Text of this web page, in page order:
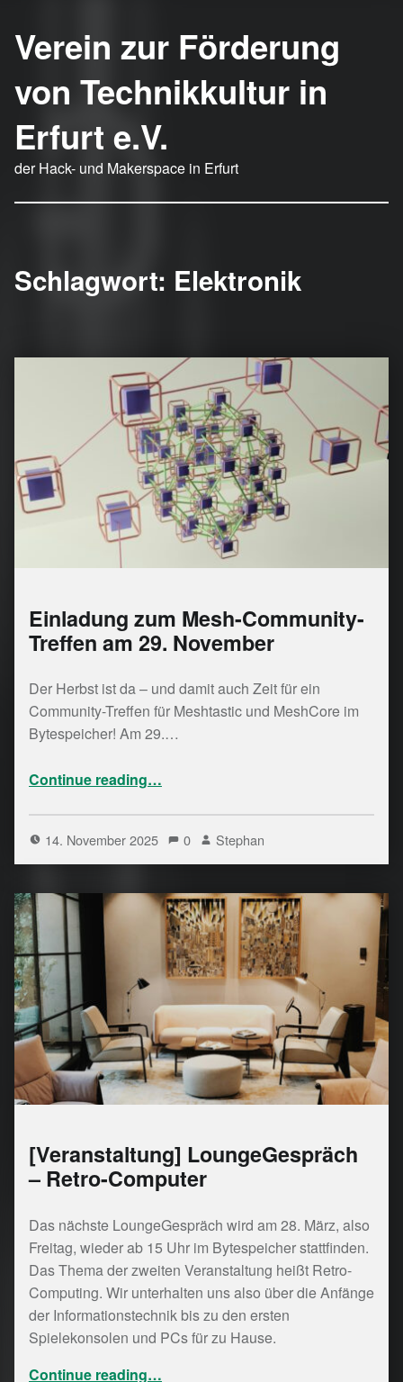
Verein zur Förderung
von Technikkultur in
Erfurt e.V.
der Hack- und Makerspace in Erfurt
Schlagwort: Elektronik
Einladung zum Mesh-Community-
Treffen am 29. November
Der Herbst ist da – und damit auch Zeit für ein
Community-Treffen für Meshtastic und MeshCore im
Bytespeicher! Am 29.…
Continue reading…
14. November 2025 0 Stephan
[Veranstaltung] LoungeGespräch
– Retro-Computer
Das nächste LoungeGespräch wird am 28. März, also
Freitag, wieder ab 15 Uhr im Bytespeicher stattfinden.
Das Thema der zweiten Veranstaltung heißt Retro-
Computing. Wir unterhalten uns also über die Anfänge
der Informationstechnik bis zu den ersten
Spielekonsolen und PCs für zu Hause.
Continue reading…